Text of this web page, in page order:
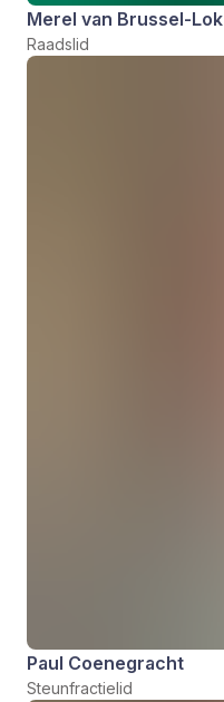
Merel van Brussel-Lok
Raadslid
Paul Coenegracht
Steunfractielid